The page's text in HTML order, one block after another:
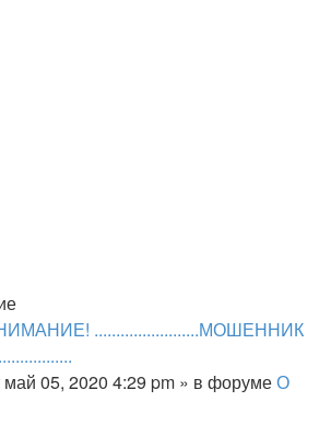
........................МОШЕННИК
май 05, 2020 4:29 pm » в форумеО